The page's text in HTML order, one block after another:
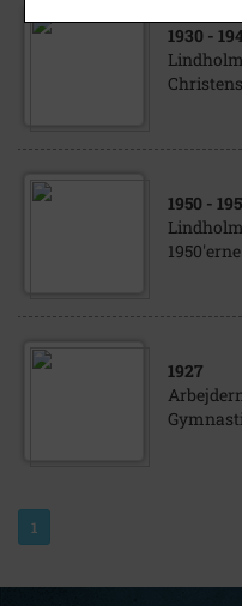
1930 -
1950 -
1950'erne
1927
1